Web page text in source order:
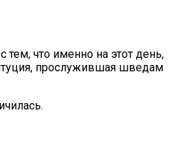
что именно на этот день,
прослужившая шведам